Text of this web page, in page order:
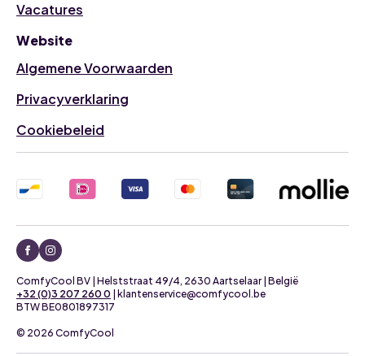
Vacatures
Website
Algemene Voorwaarden
Privacyverklaring
Cookiebeleid
© 2026 ComfyCool
+32 (0)3 207 260 0 | klantenservice@comfycool.be
BTW BE0801897317
ComfyCool BV | Helststraat 49/4, 2630 Aartselaar | België